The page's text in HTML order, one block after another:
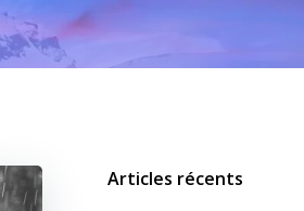
Articles récents